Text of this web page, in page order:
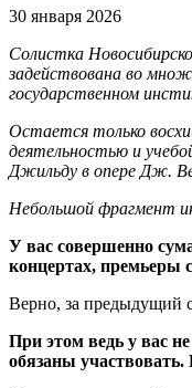
30 января 2026
Солистка
задействована во
государственном
Остается только
деятельностью и
Джильду в опере Дж.
Небольшой фрагмент
У вас совершенно
концертах, премьеры
Верно, за предыдущий
При этом ведь у вас
обязаны